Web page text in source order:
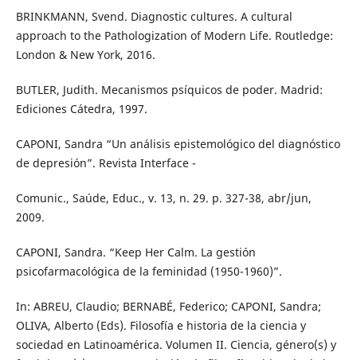
BRINKMANN, Svend. Diagnostic cultures. A cultural
approach to the Pathologization of Modern Life. Routledge:
London & New York, 2016.
BUTLER, Judith. Mecanismos psíquicos de poder. Madrid:
Ediciones Cátedra, 1997.
CAPONI, Sandra “Un análisis epistemológico del diagnóstico
de depresión”. Revista Interface -
Comunic., Saúde, Educ., v. 13, n. 29. p. 327-38, abr/jun,
2009.
CAPONI, Sandra. “Keep Her Calm. La gestión
psicofarmacológica de la feminidad (1950-1960)”.
In: ABREU, Claudio; BERNABÉ, Federico; CAPONI, Sandra;
OLIVA, Alberto (Eds). Filosofía e historia de la ciencia y
sociedad en Latinoamérica. Volumen II. Ciencia, género(s) y